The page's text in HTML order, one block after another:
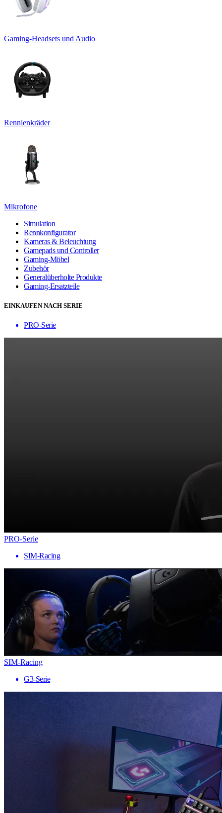
Gaming-Headsets und Audio
Rennlenkräder
Mikrofone
Simulation
Rennkonfigurator
Kameras & Beleuchtung
Gamepads und Controller
Gaming-Möbel
Zubehör
Generalüberholte Produkte
Gaming-Ersatzteile
EINKAUFEN NACH SERIE
PRO-Serie
PRO-Serie
SIM-Racing
SIM-Racing
G3-Serie